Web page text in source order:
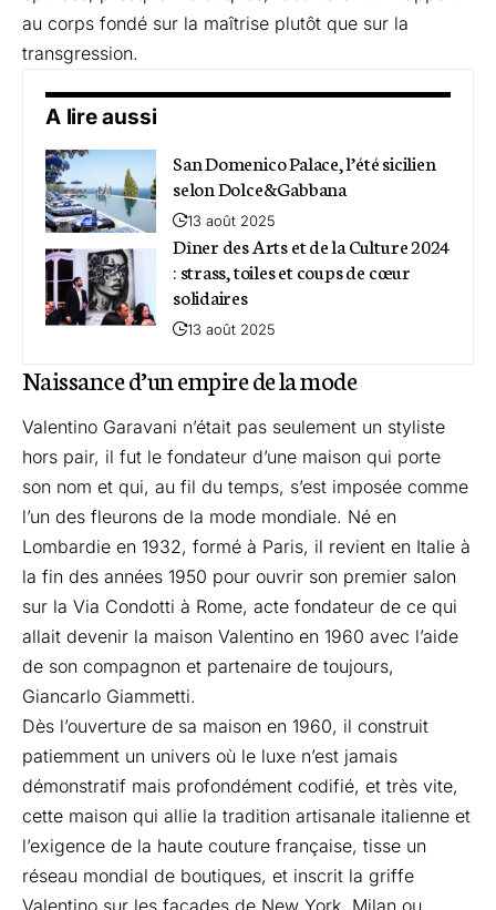
au corps fondé sur la maîtrise plutôt que sur la
transgression.
A lire aussi
San Domenico Palace, l’été sicilien
selon Dolce&Gabbana
13 août 2025
Dîner des Arts et de la Culture 2024
: strass, toiles et coups de cœur
solidaires
13 août 2025
Naissance d’un empire de la mode
Valentino Garavani n’était pas seulement un styliste
hors pair, il fut le fondateur d’une maison qui porte
son nom et qui, au fil du temps, s’est imposée comme
l’un des fleurons de la mode mondiale. Né en
Lombardie en 1932, formé à Paris, il revient en Italie à
la fin des années 1950 pour ouvrir son premier salon
sur la Via Condotti à Rome, acte fondateur de ce qui
allait devenir la maison Valentino en 1960 avec l’aide
de son compagnon et partenaire de toujours,
Giancarlo Giammetti.
Dès l’ouverture de sa maison en 1960, il construit
patiemment un univers où le luxe n’est jamais
démonstratif mais profondément codifié, et très vite,
cette maison qui allie la tradition artisanale italienne et
l’exigence de la haute couture française, tisse un
réseau mondial de boutiques, et inscrit la griffe
Valentino sur les façades de New York, Milan ou